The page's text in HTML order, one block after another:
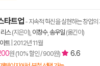
타트업 - 지속적 혁신을 실현하는 창업의
스(지은이), 이창수, 송우일 (옮긴이)
트| 2012년 11월
원 (10% 할인 / 900원) 6.6